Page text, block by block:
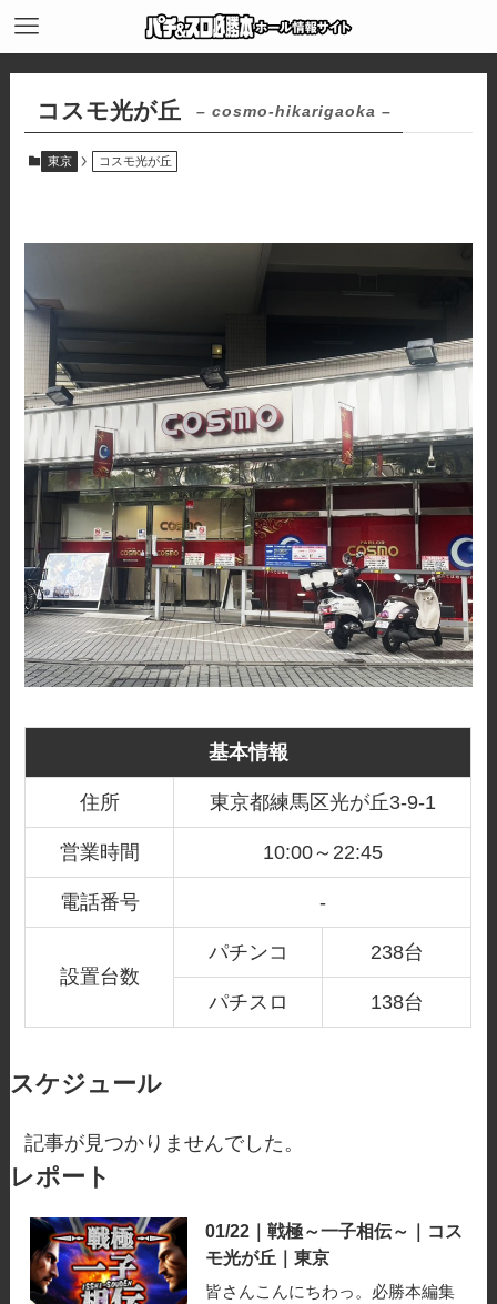
コスモ光が丘 – cosmo-hikarigaoka –
東京 コスモ光が丘
基本情報
住所 東京都練馬区光が丘3-9-1
営業時間 10:00～22:45
電話番号 -
設置台数
パチンコ 238台
パチスロ 138台
スケジュール
記事が見つかりませんでした。
レポート
01/22｜戦極～一子相伝～｜コス
モ光が丘｜東京
皆さんこんにちわっ。必勝本編集